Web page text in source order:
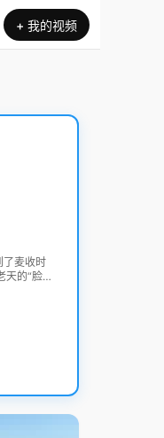
+ 我的视频
了麦收时
揽了一
前割
的快节
。每人占